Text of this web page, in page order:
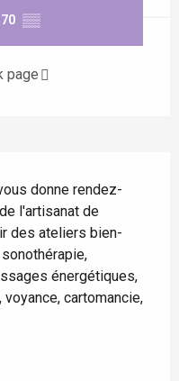
▒▒
page
donne rendez-
l'artisanat de
des ateliers bien-
énergétiques,
cartomancie,